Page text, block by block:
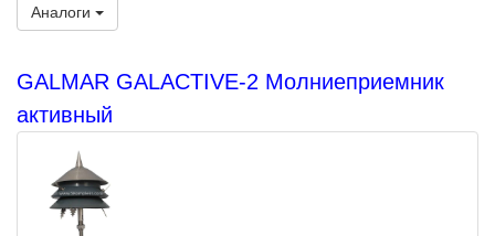
Аналоги
GALMAR GALACTIVE-2 Молниеприемник
активный